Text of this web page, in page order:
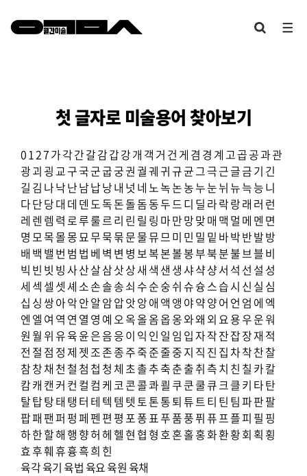
첫 글자로 미술용어 찾아보기
0 1 27가각간갈감갑강개 객 거 건 게 겸 경 계 고곱공과관
광괴 굉 교구국군굽궁권 궐궤귀규균그극근글금기 긴
길 김 나낙난남납낭내 넛 네 노녹논농누눈뉘뉴늑능니
다단당대 데 덴 도독돈돌돔동두드디 딜 라락랑래 러 런
레 렌 렘 력 로루룰르리 린 릴 링 마만망맞매 맥 멀 메 멘 면
명 모목몰몽묘무묵묶문물뮤므미 민 밀 밑 바박반발방
배 백 밸 번 범 법 베 벽 변 병 보복본볼봉부북분불브블비
빅 빈 빗 빙사산살삼삿상새 색 샌 생샤샥샹서 석 선 설 성
세 섹 셀 셋셰 소손솔송쇠수순숭쉬슈슝스습시 신 실 심
십 싱 쌍아악안알암압앗앙애 액 앵 야약양어 언 엄 에 엑
엔 엘 여 역 연 열 영 예 오옥올옴옵옹와왜 외 요용우운워
원월 위유육윤은음응이 익 인 일 임 입자작잔잡장재 적
전 절 점 정 제 젯 조존종주죽준줄중지 직 진 집 차착찬찰
참창채 천 철 첨 첩 청 체 초촐추축춘출취측치 친 칠 카칼
캄캐 캔 커 컨 컬 컴 케 코콘콜콰쾰 쿠쿤쿨큐크클키 타탄
탈탑탕태 탱 터 테 텍 템 텟 토톤통퇴튜트티 틴 팀파판팔
팝패팬퍼 펑페펜 편 평 포퐁표푸품풍퓌 퓨프플피 필 핑
하한할해행 향허헤헬 현협 형 호혼홀홍화환황회 획 횡
효 후훼휴흉흑희 힌
육각육기육법육요육원육채